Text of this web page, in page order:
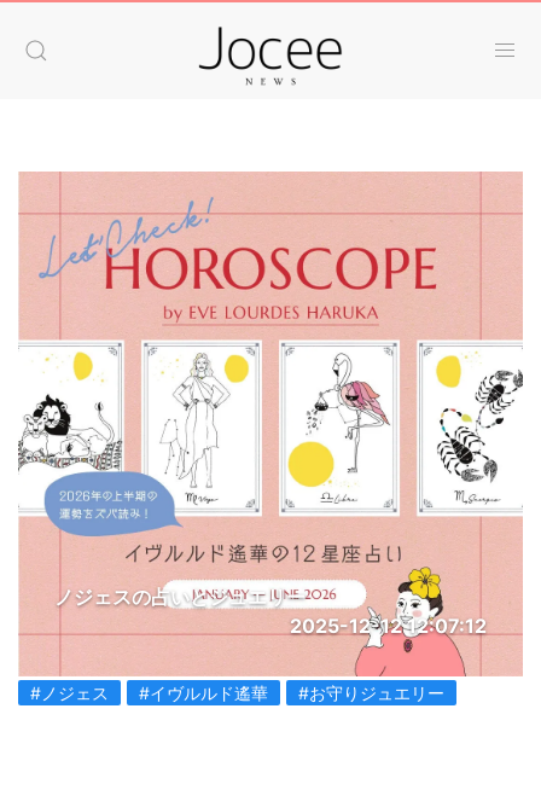
ノジェスの占いとジュエリー
2025-12-12 12:07:12
#ノジェス #イヴルルド遙華 #お守りジュエリー